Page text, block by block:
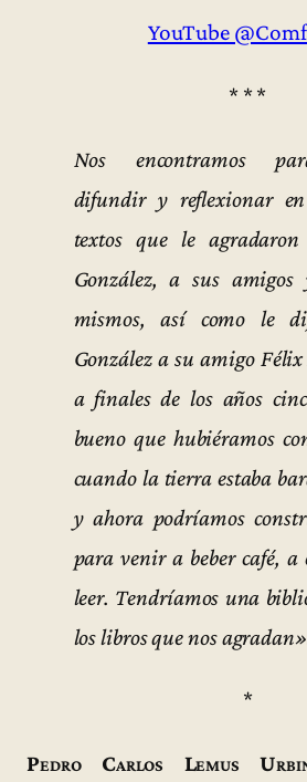
YouTube
* * *
Nos encontramos
difundir y reflexionar
textos que le
González, a sus
mismos, así como le
González a su amigo
a finales de los años
bueno que hubiéramos
cuando la tierra estaba
y ahora podríamos
para venir a beber café, a
leer. Tendríamos una
los libros que nos
*
Pedro Carlos Lemus